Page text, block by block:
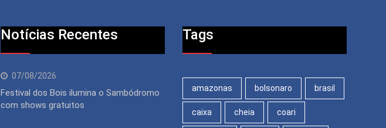
Notícias Recentes
07/08/2026
Festival dos Bois ilumina o Sambódromo
com shows gratuitos
Tags
amazonas bolsonaro brasil
caixa cheia coari